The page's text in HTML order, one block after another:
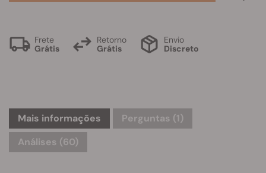
Frete
Grátis
Retorno
Grátis
Envio
Discreto
Mais informações Perguntas (1)
Análises (60)